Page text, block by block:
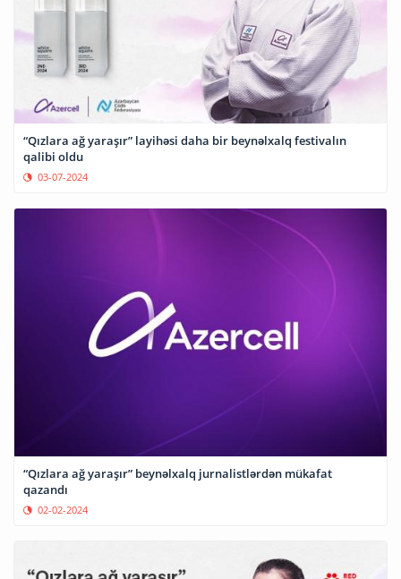
“Qızlara ağ yaraşır” layihəsi daha bir beynəlxalq festivalın
qalibi oldu
03-07-2024
“Qızlara ağ yaraşır” beynəlxalq jurnalistlərdən mükafat
qazandı
02-02-2024